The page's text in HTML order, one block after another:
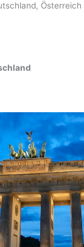
Österreich